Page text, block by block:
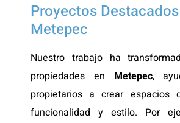
Proyectos
Metepec
Nuestro trabajo ha
propiedades en Metepec,
propietarios a crear espacios
funcionalidad y estilo. Por